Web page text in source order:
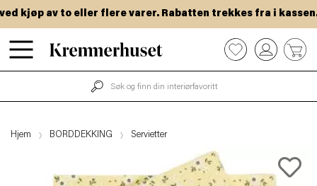
Hopp
til
kjøp av to eller flere varer. Rabatten trekkes fra i kassen.
0
Hjem BORDDEKKING Servietter